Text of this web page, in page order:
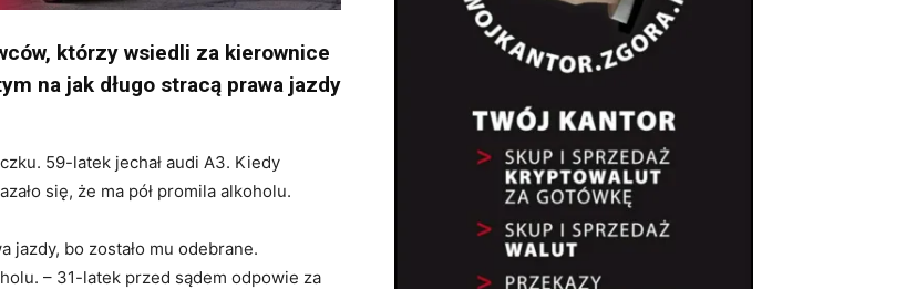
którzy wsiedli za kierownice
na jak długo stracą prawa jazdy
59-latek jechał audi A3. Kiedy
się, że ma pół promila alkoholu.
jazdy, bo zostało mu odebrane.
– 31-latek przed sądem odpowie za